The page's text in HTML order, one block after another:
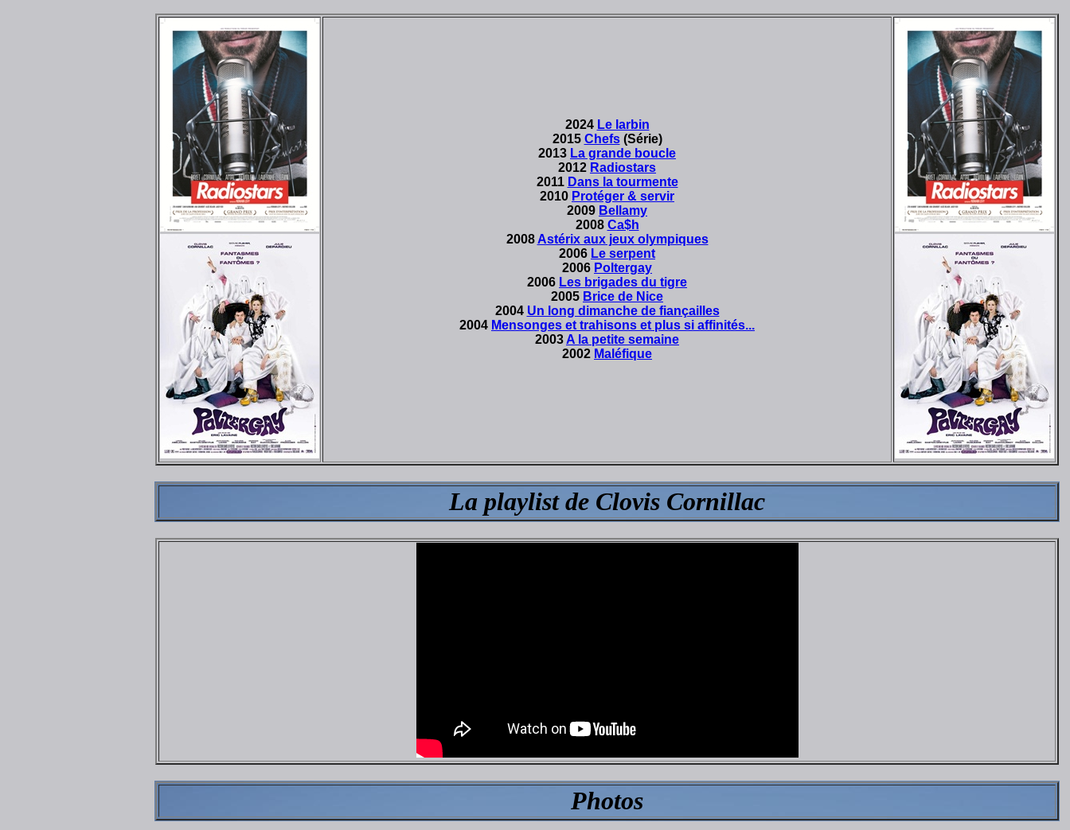
2024 Le larbin
2015 Chefs(Série)
2013 La grande boucle
2012 Radiostars
2011 Dans la tourmente
2010 Protéger & servir
2009 Bellamy
2008 Ca$h
2008 Astérix aux jeux olympiques
2006 Le serpent
2006 Poltergay
2006 Les brigades du tigre
2005 Brice de Nice
2004 Un long dimanche de fiançailles
2004 Mensonges et trahisons et plus si affinités...
2003 A la petite semaine
2002 Maléfique
La playlist de Clovis Cornillac
Photos